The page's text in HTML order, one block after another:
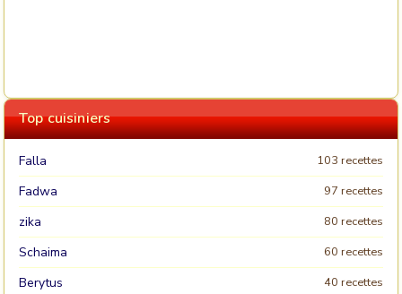
Top cuisiniers
Falla 103 recettes
Fadwa 97 recettes
zika 80 recettes
Schaima 60 recettes
Berytus
40 recettes